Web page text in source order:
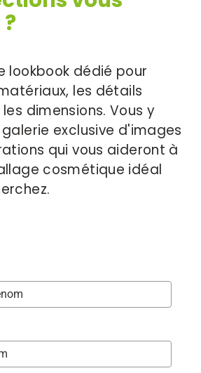
lookbook dédié pour
les détails
dimensions. Vous y
exclusive d'images
qui vous aideront à
cosmétique idéal